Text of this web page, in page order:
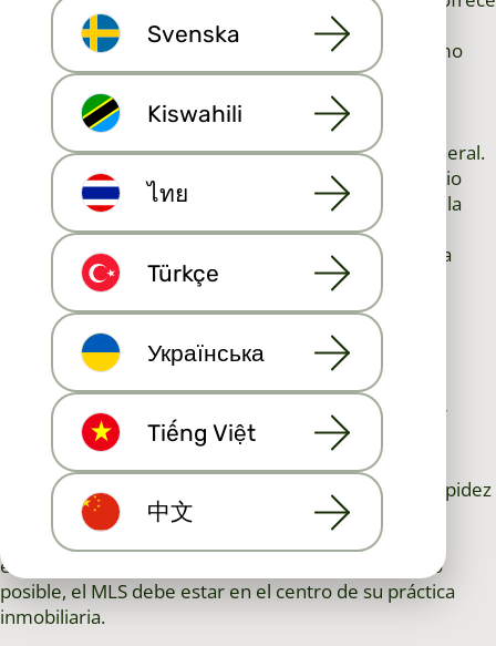
a los agentes inmobiliarios una base de datos de
propiedades centralizada, precisa y actualizada. Como
profesional con licencia, su acceso directo al MLS le
garantiza ver los listados en tiempo real, estar en
múltiples plataformas de anuncios e identificar
oportunidades antes de que lleguen al mercado general.
Esta ventaja profesional le permite brindar un servicio
superior a sus clientes, generar confianza mediante la
precisión y mantenerse a la vanguardia de la
competencia que depende únicamente de una única
plataforma.
Reflexiones finales: Utilizar MLS como
estrategia de crecimiento
El sistema inmobiliario MLS no se limita a datos de
propiedades, sino que se trata de fortalecer su valor
profesional. Al aprovechar al máximo el Servicio de
Listados Múltiples, se posiciona como un recurso
indispensable para clientes que buscan precisión, rapidez
y resultados.
Si busca hacer crecer su negocio, perfeccionar sus
estrategias de marketing y brindar el mejor servicio
posible, el MLS debe estar en el centro de su práctica
inmobiliaria.
Svenska
Kiswahili
ไทย
Türkçe
Українська
Tiếng Việt
中文